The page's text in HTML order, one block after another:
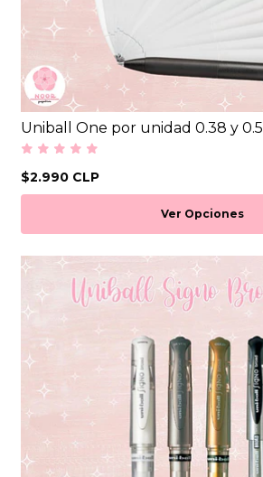
Uniball One por unidad 0.38 y 0.5
$2.990 CLP
Ver Opciones